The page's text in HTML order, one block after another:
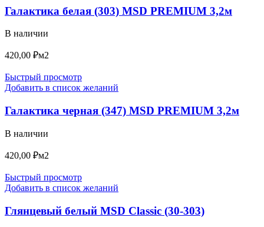
Галактика белая (303) MSD PREMIUM 3,2м
В наличии
420,00 ₽м2
Быстрый просмотр
Добавить в список желаний
Галактика черная (347) MSD PREMIUM 3,2м
В наличии
420,00 ₽м2
Быстрый просмотр
Добавить в список желаний
Глянцевый белый MSD Classic (30-303)